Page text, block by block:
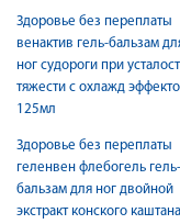
Здоровье без переплаты
венактив гель-бальзам
ног судороги при
тяжести с охлажд
125мл
Здоровье без переплаты
геленвен флебогель гель-
бальзам для ног двойной
экстракт конского каштана